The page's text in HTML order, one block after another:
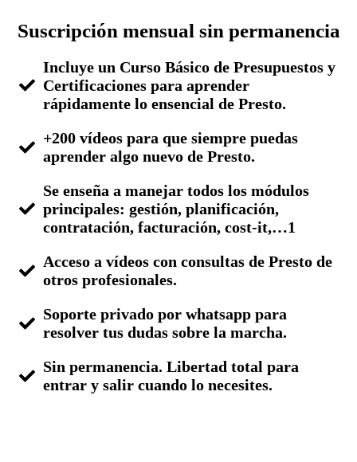
Suscripción mensual sin permanencia
Incluye un Curso Básico de Presupuestos y
Certificaciones para aprender
rápidamente lo ensencial de Presto.
+200 vídeos para que siempre puedas
aprender algo nuevo de Presto.
Se enseña a manejar todos los módulos
principales: gestión, planificación,
contratación, facturación, cost-it,…1
Acceso a vídeos con consultas de Presto de
otros profesionales.
Soporte privado por whatsapp para
resolver tus dudas sobre la marcha.
Sin permanencia. Libertad total para
entrar y salir cuando lo necesites.